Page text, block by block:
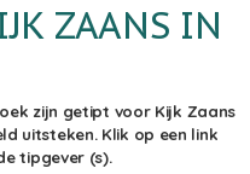
ZAANS IN
zijn getipt voor Kijk Zaans
uitsteken. Klik op een link
tipgever (s).